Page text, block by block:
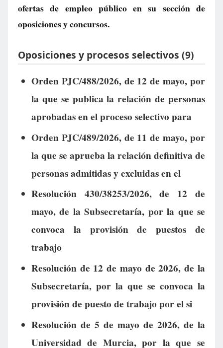
ofertas de empleo públicoen su sección de
oposiciones y concursos.
Oposiciones y procesos selectivos (9)
Orden PJC/488/2026, de 12 de mayo, por
la que se publica la relación de personas
aprobadas en el proceso selectivo para
Orden PJC/489/2026, de 11 de mayo, por
la que se aprueba la relación definitiva de
personas admitidas y excluidas en el
Resolución 430/38253/2026, de 12 de
mayo, de la Subsecretaría, por la que se
convoca la provisión de puestos de
trabajo
Resolución de 12 de mayo de 2026, de la
Subsecretaría, por la que se convoca la
provisión de puesto de trabajo por el si
Resolución de 5 de mayo de 2026, de la
Universidad de Murcia, por la que se